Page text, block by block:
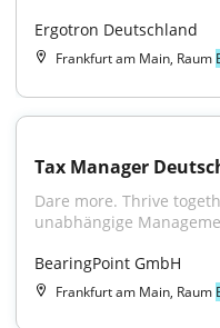
Ergotron Deutschland
Frankfurt am Main, Raum
Tax Manager
Dare more. Thrive
unabhängige
BearingPoint GmbH
Frankfurt am Main, Raum